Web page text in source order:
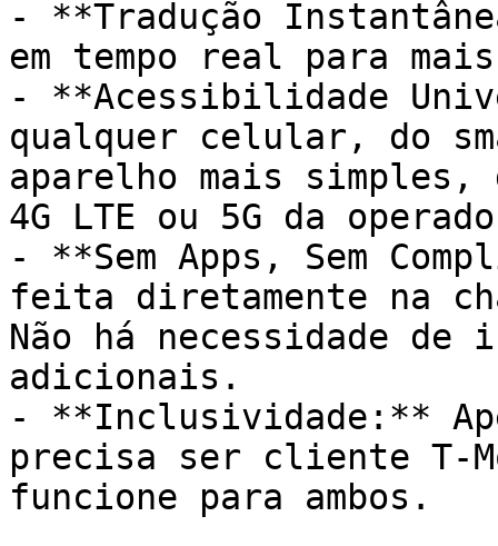
- **Tradução
em tempo real para
- **Acessibilidade
qualquer celular, do
aparelho mais simples,
4G LTE ou 5G da
- **Sem Apps, Sem
feita diretamente na
Não há necessidade
adicionais.
- **Inclusividade:**
precisa ser cliente T-
funcione para ambos.